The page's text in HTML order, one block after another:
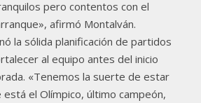
pero contentos con el
afirmó Montalván.
la sólida planificación de partidos
al equipo antes del inicio
«Tenemos la suerte de estar
el Olímpico, último campeón,